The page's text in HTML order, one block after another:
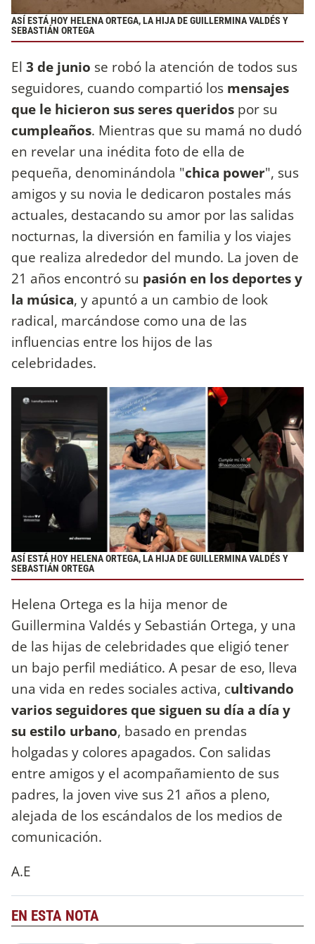
ASÍ ESTÁ HOY HELENA ORTEGA, LA HIJA DE GUILLERMINA VALDÉS Y
SEBASTIÁN ORTEGA
El 3 de junio se robó la atención de todos sus
seguidores, cuando compartió los mensajes
que le hicieron sus seres queridos por su
cumpleaños. Mientras que su mamá no dudó
en revelar una inédita foto de ella de
pequeña, denominándola "chica power", sus
amigos y su novia le dedicaron postales más
actuales, destacando su amor por las salidas
nocturnas, la diversión en familia y los viajes
que realiza alrededor del mundo. La joven de
21 años encontró su pasión en los deportes y
la música, y apuntó a un cambio de look
radical, marcándose como una de las
influencias entre los hijos de las
celebridades.
ASÍ ESTÁ HOY HELENA ORTEGA, LA HIJA DE GUILLERMINA VALDÉS Y
SEBASTIÁN ORTEGA
Helena Ortega es la hija menor de
Guillermina Valdés y Sebastián Ortega, y una
de las hijas de celebridades que eligió tener
un bajo perfil mediático. A pesar de eso, lleva
una vida en redes sociales activa, cultivando
varios seguidores que siguen su día a día y
su estilo urbano, basado en prendas
holgadas y colores apagados. Con salidas
entre amigos y el acompañamiento de sus
padres, la joven vive sus 21 años a pleno,
alejada de los escándalos de los medios de
comunicación.
A.E
EN ESTA NOTA